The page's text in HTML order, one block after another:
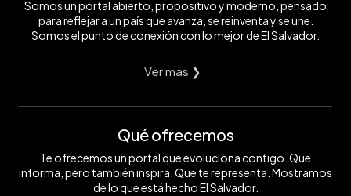
Somos un portal abierto, propositivo y moderno, pensado
para reflejar a un país que avanza, se reinventa y se une.
Somos el punto de conexión con lo mejor de El Salvador.
Ver mas ❯
Qué ofrecemos
Te ofrecemos un portal que evoluciona contigo. Que
informa, pero también inspira. Que te representa. Mostramos
de lo que está hecho El Salvador.